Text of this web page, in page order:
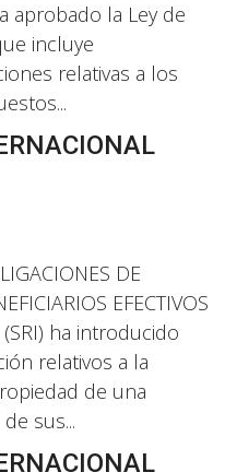
aprobado la Ley de
incluye
relativas a los
DE
EFECTIVOS
ha introducido
relativos a la
de una
sus...